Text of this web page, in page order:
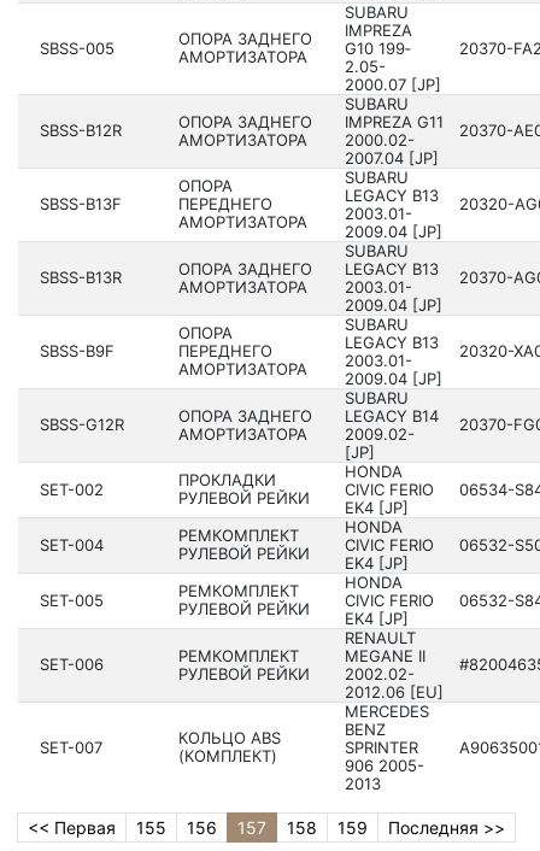
SBSS-005
ОПОРА ЗАДНЕГО
АМОРТИЗАТОРА
SUBARU
IMPREZA
G10 199­
2.05-
2000.07 [JP]
20370­-
SBSS-B12R
ОПОРА ЗАДНЕГО
АМОРТИЗАТОРА
SUBARU
IMPREZA G11
200­0.02-
2007.04 [JP]
20370­-
SBSS-B13F
ОПОРА
ПЕРЕДНЕГО
АМОРТИЗАТОРА
SUBARU
LEGACY B13
200­3.01-
2009.04 [JP]
20320­-
SBSS-B13R
ОПОРА ЗАДНЕГО
АМОРТИЗАТОРА
SUBARU
LEGACY B13
200­3.01-
2009.04 [JP]
20370­-
SBSS-B9F
ОПОРА
ПЕРЕДНЕГО
АМОРТИЗАТОРА
SUBARU
LEGACY B13
200­3.01-
2009.04 [JP]
20320­-
SBSS-G12R
ОПОРА ЗАДНЕГО
АМОРТИЗАТОРА
SUBARU
LEGACY B14
200­9.02-
[JP]
20370­-
SET-002
ПРОКЛАДКИ
РУЛЕВОЙ РЕЙКИ
HONDA
CIVIC FERIO
EK4 [JP]
06534­-
SET-004
РЕМКОМПЛЕКТ
РУЛЕВОЙ РЕЙКИ
HONDA
CIVIC FERIO
EK4 [JP]
06532­-
SET-005
РЕМКОМПЛЕКТ
РУЛЕВОЙ РЕЙКИ
HONDA
CIVIC FERIO
EK4 [JP]
06532­-
SET-006
РЕМКОМПЛЕКТ
РУЛЕВОЙ РЕЙКИ
RENAULT
MEGANE II
2002.02-
2012.06 [EU]
SET-007
КОЛЬЦО ABS
(КОМПЛЕКТ)
MERCEDES
BENZ
SPRINTER
906 20­05-
2013
<< Первая 155 156 157 158 159 Последняя >>